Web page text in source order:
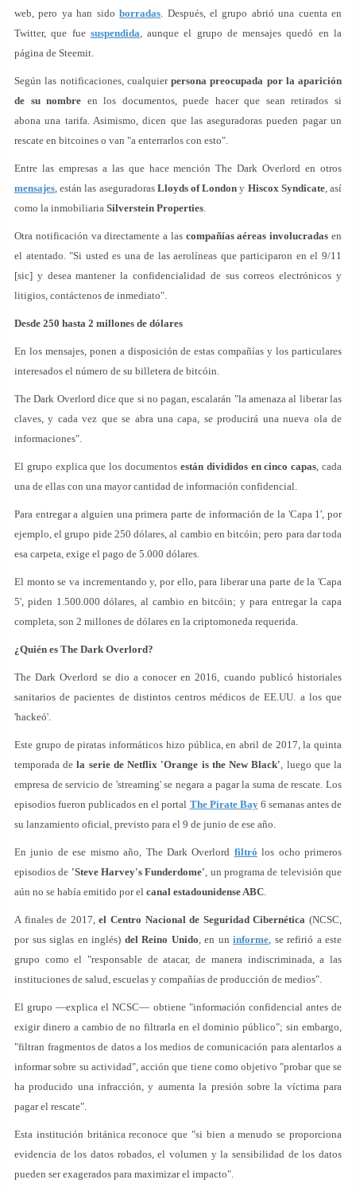
web, pero ya han sidoborradas. Después, el grupo abrió una cuenta en
Twitter, que fue suspendida, aunque el grupo de mensajes quedó en la
página de Steemit.
Según las notificaciones, cualquier persona preocupada por la aparición
de su nombre en los documentos, puede hacer que sean retirados si
abona una tarifa. Asimismo, dicen que las aseguradoras pueden pagar un
rescate en bitcoines o van "a enterrarlos con esto".
Entre las empresas a las que hace mención The Dark Overlord en otros
mensajes, están las aseguradoras Lloyds of London y Hiscox Syndicate, así
como la inmobiliaria Silverstein Properties.
Otra notificación va directamente a las compañías aéreas involucradas en
el atentado. "Si usted es una de las aerolíneas que participaron en el 9/11
[sic] y desea mantener la confidencialidad de sus correos electrónicos y
litigios, contáctenos de inmediato".
Desde 250 hasta 2 millones de dólares
En los mensajes, ponen a disposición de estas compañías y los particulares
interesados el número de su billetera de bitcóin.
The Dark Overlord dice que si no pagan, escalarán "la amenaza al liberar las
claves, y cada vez que se abra una capa, se producirá una nueva ola de
informaciones".
El grupo explica que los documentos están divididos en cinco capas, cada
una de ellas con una mayor cantidad de información confidencial.
Para entregar a alguien una primera parte de información de la 'Capa 1', por
ejemplo, el grupo pide 250 dólares, al cambio en bitcóin; pero para dar toda
esa carpeta, exige el pago de 5.000 dólares.
El monto se va incrementando y, por ello, para liberar una parte de la 'Capa
5', piden 1.500.000 dólares, al cambio en bitcóin; y para entregar la capa
completa, son 2 millones de dólares en la criptomoneda requerida.
¿Quién es The Dark Overlord?
The Dark Overlord se dio a conocer en 2016, cuando publicó historiales
sanitarios de pacientes de distintos centros médicos de EE.UU. a los que
'hackeó'.
Este grupo de piratas informáticos hizo pública, en abril de 2017, la quinta
temporada dela serie de Netflix 'Orange is the New Black', luego que la
empresa de servicio de 'streaming' se negara a pagar la suma de rescate. Los
episodios fueron publicados en el portal The Pirate Bay6 semanas antes de
su lanzamiento oficial, previsto para el 9 de junio de ese año.
En junio de ese mismo año, The Dark Overlord filtró los ocho primeros
episodios de 'Steve Harvey's Funderdome', un programa de televisión que
aún no se había emitido por el canal estadounidense ABC.
A finales de 2017,el Centro Nacional de Seguridad Cibernética (NCSC,
por sus siglas en inglés) del Reino Unido, en un informe, se refirió a este
grupo como el "responsable de atacar, de manera indiscriminada, a las
instituciones de salud, escuelas y compañías de producción de medios".
El grupo —explica el NCSC— obtiene "información confidencial antes de
exigir dinero a cambio de no filtrarla en el dominio público"; sin embargo,
"filtran fragmentos de datos a los medios de comunicación para alentarlos a
informar sobre su actividad", acción que tiene como objetivo "probar que se
ha producido una infracción, y aumenta la presión sobre la víctima para
pagar el rescate".
Esta institución británica reconoce que "si bien a menudo se proporciona
evidencia de los datos robados, el volumen y la sensibilidad de los datos
pueden ser exagerados para maximizar el impacto".